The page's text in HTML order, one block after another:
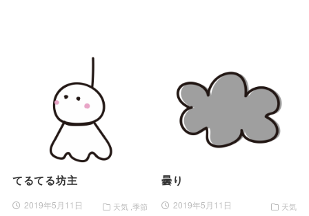
てるてる坊主
2019年5月11日 天気 季節
曇り
2019年5月11日 天気